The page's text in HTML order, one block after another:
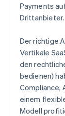
Payments
Drittanbieter.
Der richtige
Vertikale
den
bedienen)
Compliance,
einem
Modell